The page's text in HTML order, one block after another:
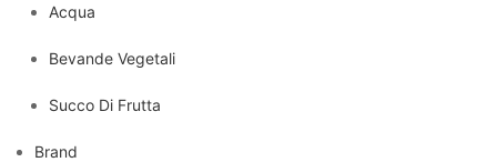
Acqua
Bevande Vegetali
Succo Di Frutta
Brand